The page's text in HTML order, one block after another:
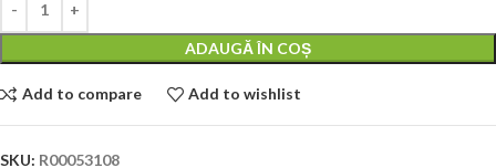
ADAUGĂ ÎN COȘ
Add to compare Add to wishlist
SKU: R00053108